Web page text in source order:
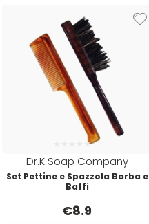
Labor
Lisap
L'Oreal
Dr.K Soap Company
Set Pettine e Spazzola Barba e
Baffi
€8.9